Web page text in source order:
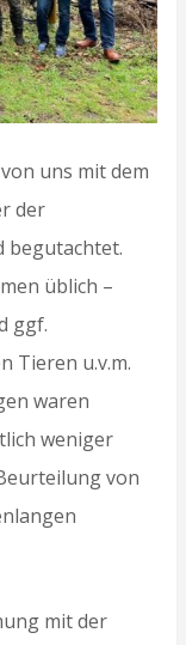
uns mit dem
der
begutachtet.
üblich –
ggf.
Tieren u.v.m.
waren
weniger
von
mit der